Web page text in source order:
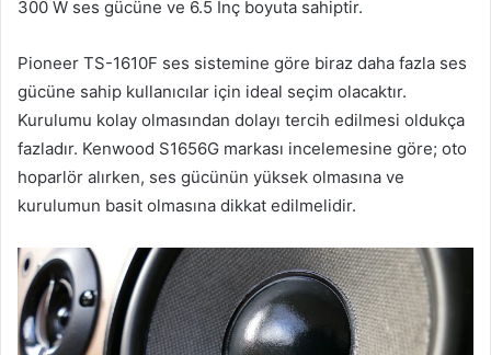
300 W ses gücüne ve 6.5 İnç boyuta sahiptir.
Pioneer TS-1610F ses sistemine göre biraz daha fazla ses
gücüne sahip kullanıcılar için ideal seçim olacaktır.
Kurulumu kolay olmasından dolayı tercih edilmesi oldukça
fazladır. Kenwood S1656G markası incelemesine göre; oto
hoparlör alırken, ses gücünün yüksek olmasına ve
kurulumun basit olmasına dikkat edilmelidir.